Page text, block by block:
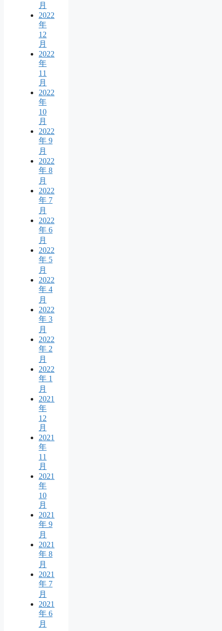
月
2022
年
12
月
2022
年
11
月
2022
年
10
月
2022
年 9
月
2022
年 8
月
2022
年 7
月
2022
年 6
月
2022
年 5
月
2022
年 4
月
2022
年 3
月
2022
年 2
月
2022
年 1
月
2021
年
12
月
2021
年
11
月
2021
年
10
月
2021
年 9
月
2021
年 8
月
2021
年 7
月
2021
年 6
月